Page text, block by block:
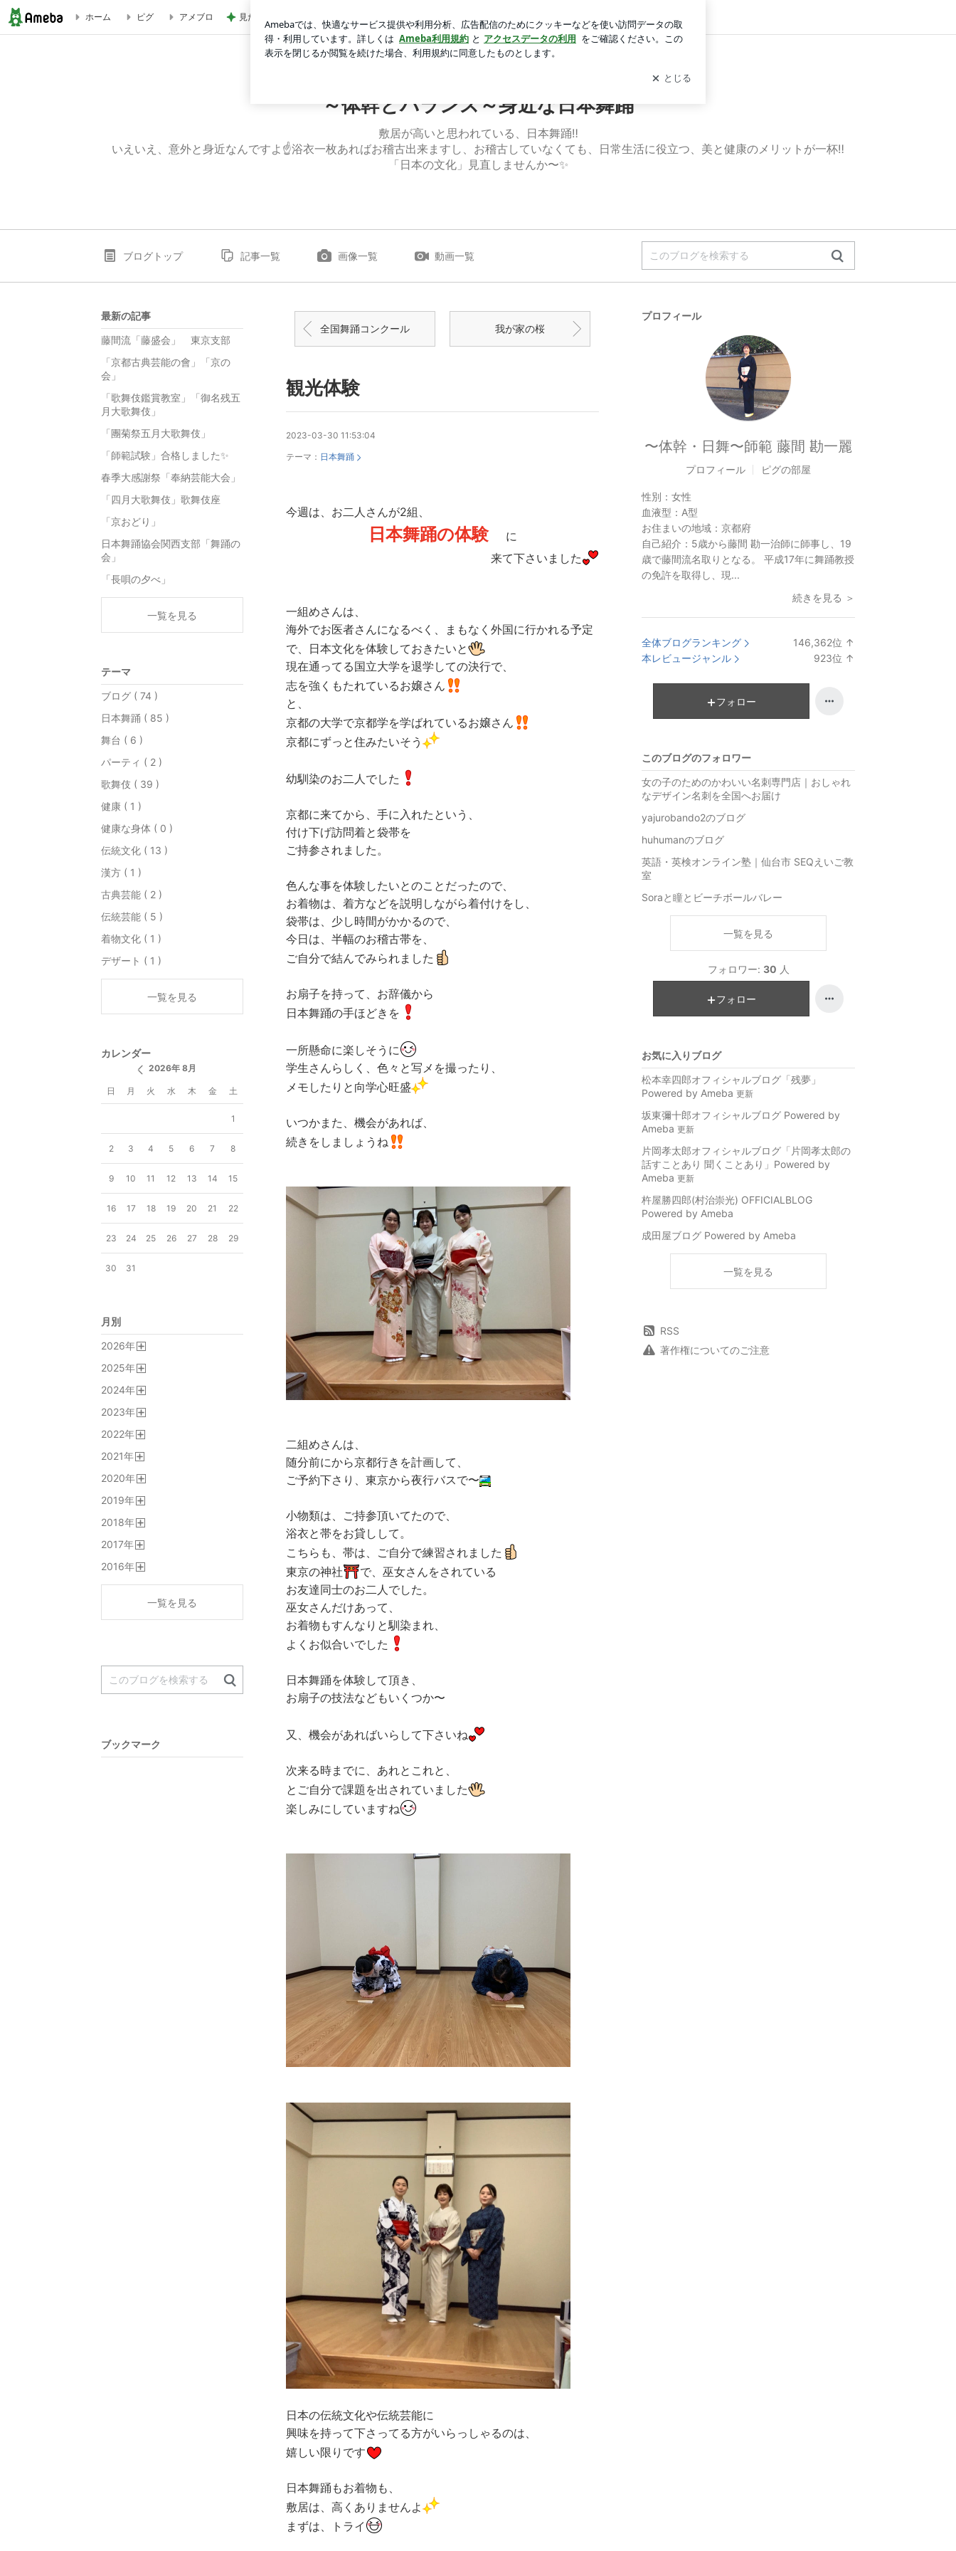
ホーム ピグ アメブロ 見た目スッキリで収納力もある発見 ログイン
～体幹とバランス～身近な日本舞踊
敷居が高いと思われている、日本舞踊‼️
いえいえ、意外と身近なんですよ☝浴衣一枚あればお稽古出来ますし、お稽古していなくても、日常生活に役立つ、美と健康のメリットが一杯‼️
「日本の文化」見直しませんか〜✨
ブログトップ 記事一覧 画像一覧 動画一覧
全国舞踊コンクール 我が家の桜
観光体験
2023-03-30 11:53:04
テーマ： 日本舞踊
今週は、お二人さんが2組、
日本舞踊の体験
に
来て下さいました
一組めさんは、
海外でお医者さんになるべく、まもなく外国に行かれる予定
で、日本文化を体験しておきたいと
現在通ってる国立大学を退学しての決行で、
志を強くもたれているお嬢さん
と、
京都の大学で京都学を学ばれているお嬢さん
京都にずっと住みたいそう
幼馴染のお二人でした
京都に来てから、手に入れたという、
付け下げ訪問着と袋帯を
ご持参されました。
色んな事を体験したいとのことだったので、
お着物は、着方などを説明しながら着付けをし、
袋帯は、少し時間がかかるので、
今日は、半幅のお稽古帯を、
ご自分で結んでみられました
お扇子を持って、お辞儀から
日本舞踊の手ほどきを
一所懸命に楽しそうに
学生さんらしく、色々と写メを撮ったり、
メモしたりと向学心旺盛
いつかまた、機会があれば、
続きをしましょうね
二組めさんは、
随分前にから京都行きを計画して、
ご予約下さり、東京から夜行バスで〜
小物類は、ご持参頂いてたので、
浴衣と帯をお貸しして。
こちらも、帯は、ご自分で練習されました
東京の神社
で、巫女さんをされている
お友達同士のお二人でした。
巫女さんだけあって、
お着物もすんなりと馴染まれ、
よくお似合いでした
日本舞踊を体験して頂き、
お扇子の技法などもいくつか〜
又、機会があればいらして下さいね
次来る時までに、あれとこれと、
とご自分で課題を出されていました
楽しみにしていますね
日本の伝統文化や伝統芸能に
興味を持って下さってる方がいらっしゃるのは、
嬉しい限りです
日本舞踊もお着物も、
敷居は、高くありませんよ
まずは、トライ
プロフィール
〜体幹・日舞〜師範 藤間 勘一麗
プロフィール ピグの部屋
性別： 女性
血液型： A型
お住まいの地域： 京都府
自己紹介： 5歳から藤間 勘一治師に師事し、19
歳で藤間流名取りとなる。 平成17年に舞踊教授
の免許を取得し、現...
続きを見る ＞
全体ブログランキング 146,362位 ↑
本レビュージャンル 923位 ↑
フォロー
このブログのフォロワー
女の子のためのかわいい名刺専門店｜おしゃれ
なデザイン名刺を全国へお届け
yajurobando2のブログ
huhumanのブログ
英語・英検オンライン塾｜仙台市 SEQえいご教
室
Soraと瞳とビーチボールバレー
一覧を見る
フォロワー: 30 人
フォロー
お気に入りブログ
松本幸四郎オフィシャルブログ「残夢」
Powered by Ameba 更新
坂東彌十郎オフィシャルブログ Powered by
Ameba 更新
片岡孝太郎オフィシャルブログ「片岡孝太郎の
話すことあり 聞くことあり」Powered by
Ameba 更新
杵屋勝四郎(村治崇光) OFFICIALBLOG
Powered by Ameba
成田屋ブログ Powered by Ameba
一覧を見る
RSS
著作権についてのご注意
最新の記事
藤間流「藤盛会」 東京支部
「京都古典芸能の會」「京の
会」
「歌舞伎鑑賞教室」「御名残五
月大歌舞伎」
「團菊祭五月大歌舞伎」
「師範試験」合格しました✨
春季大感謝祭「奉納芸能大会」
「四月大歌舞伎」歌舞伎座
「京おどり」
日本舞踊協会関西支部「舞踊の
会」
「長唄の夕べ」
一覧を見る
テーマ
ブログ ( 74 )
日本舞踊 ( 85 )
舞台 ( 6 )
パーティ ( 2 )
歌舞伎 ( 39 )
健康 ( 1 )
健康な身体 ( 0 )
伝統文化 ( 13 )
漢方 ( 1 )
古典芸能 ( 2 )
伝統芸能 ( 5 )
着物文化 ( 1 )
デザート ( 1 )
一覧を見る
カレンダー
2026年 8月
日 月 火 水 木 金 土
1
2 3 4 5 6 7 8
9 10 11 12 13 14 15
16 17 18 19 20 21 22
23 24 25 26 27 28 29
30 31
月別
2026年
2025年
2024年
2023年
2022年
2021年
2020年
2019年
2018年
2017年
2016年
一覧を見る
ブックマーク